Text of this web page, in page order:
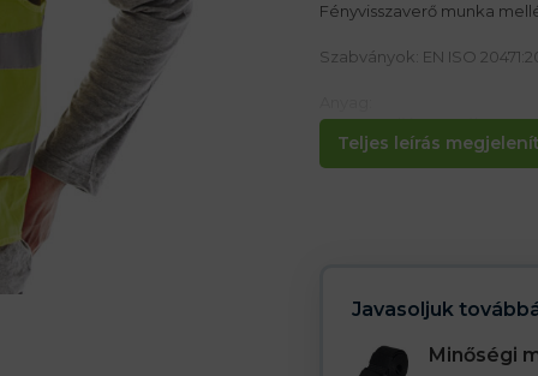
Teljes leírás
Fényvisszaverő munka
Szabványok: EN ISO
– 100% poliészter súlya 120
Jellemzők
Javasoljuk
Minőségi